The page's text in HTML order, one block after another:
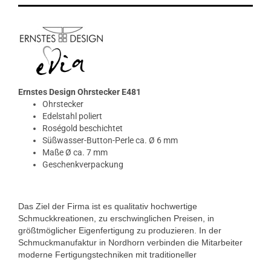
Ernstes Design Ohrstecker E481
Ohrstecker
Edelstahl poliert
Roségold beschichtet
Süßwasser-Button-Perle ca. Ø 6 mm
Maße Ø ca. 7 mm
Geschenkverpackung
Das Ziel der Firma ist es qualitativ hochwertige
Schmuckkreationen, zu erschwinglichen Preisen, in
größtmöglicher Eigenfertigung zu produzieren. In der
Schmuckmanufaktur in Nordhorn verbinden die Mitarbeiter
moderne Fertigungstechniken mit traditioneller